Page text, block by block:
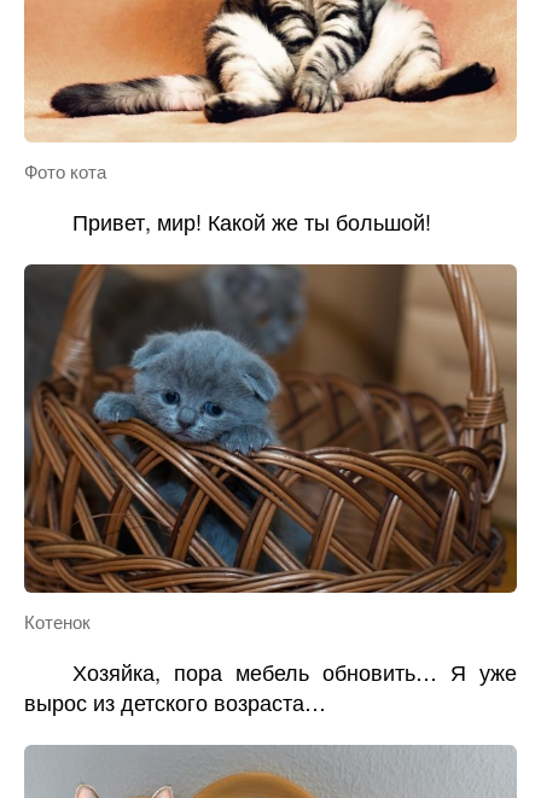
Фото кота
Привет, мир! Какой же ты большой!
Котенок
Хозяйка, пора мебель обновить… Я уже
вырос из детского возраста…